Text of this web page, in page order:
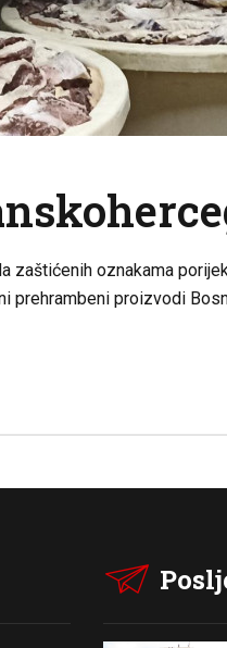
zaštićenih oznakama
prehrambeni proizvodi